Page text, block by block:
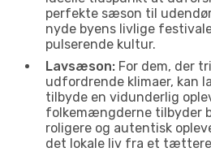
perfekte sæson til
nyde byens livlige
pulserende kultur.
Lavsæson: For dem, der
udfordrende klimaer, kan
tilbyde en vidunderlig
folkemængderne tilbyder
roligere og autentisk
det lokale liv fra et tættere